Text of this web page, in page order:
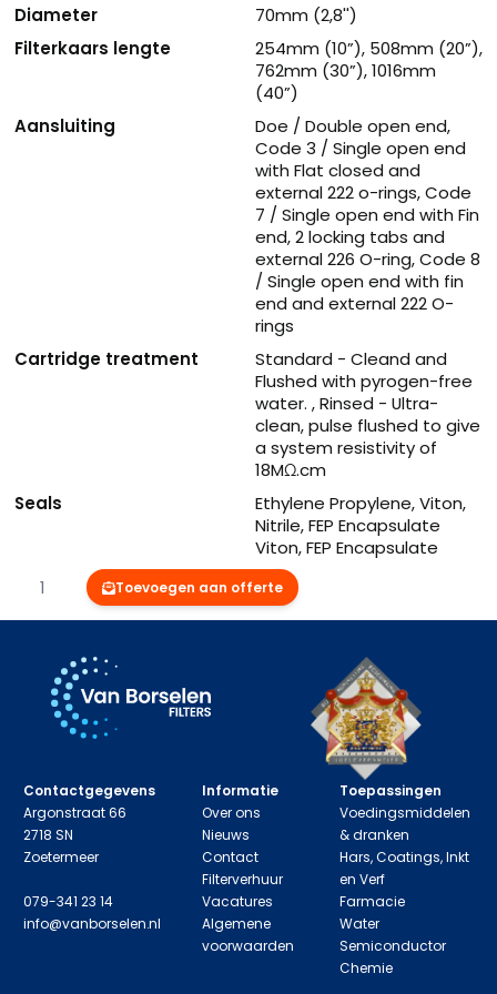
Diameter
70mm (2,8'')
Filterkaars lengte
254mm (10”), 508mm (20”),
762mm (30”), 1016mm
(40”)
Aansluiting
Doe / Double open end,
Code 3 / Single open end
with Flat closed and
external 222 o-rings, Code
7 / Single open end with Fin
end, 2 locking tabs and
external 226 O-ring, Code 8
/ Single open end with fin
end and external 222 O-
rings
Cartridge treatment
Standard - Cleand and
Flushed with pyrogen-free
water. , Rinsed - Ultra-
clean, pulse flushed to give
a system resistivity of
18MΩ.cm
Seals
Ethylene Propylene, Viton,
Nitrile, FEP Encapsulate
Viton, FEP Encapsulate
Silicon
Aantal Toevoegen aan offerte
Contactgegevens
Argonstraat 66
2718 SN
Zoetermeer
079-341 23 14
info@vanborselen.nl
Informatie
Over ons
Nieuws
Contact
Filterverhuur
Vacatures
Algemene
voorwaarden
Toepassingen
Voedingsmiddelen
& dranken
Hars, Coatings, Inkt
en Verf
Farmacie
Water
Semiconductor
Chemie